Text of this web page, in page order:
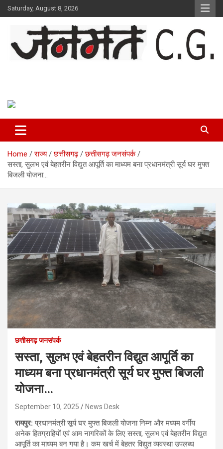
Skip
to
Saturday, August 8, 2026
Home राज्य छत्तीसगढ़
छत्तीसगढ़ जनसंपर्क
सस्ता, सुलभ एवं बेहतरीन विद्युत आपूर्ति का माध्यम बना प्रधानमंत्री सूर्य घर मुफ्त
बिजली योजना…
छत्तीसगढ़ जनसंपर्क
सस्ता, सुलभ एवं बेहतरीन विद्युत आपूर्ति का
माध्यम बना प्रधानमंत्री सूर्य घर मुफ्त बिजली
योजना…
September 10, 2025 News Desk
रायपुर: प्रधानमंत्री सूर्य घर मुफ्त बिजली योजना निम्न और मध्यम वर्गीय
अनेक हितग्राहियों एवं आम नागरिकों के लिए सस्ता, सुलभ एवं बेहतरीन विद्युत
आपूर्ति का माध्यम बन गया है। कम खर्च में बेहतर विद्युत व्यवस्था उपलब्ध